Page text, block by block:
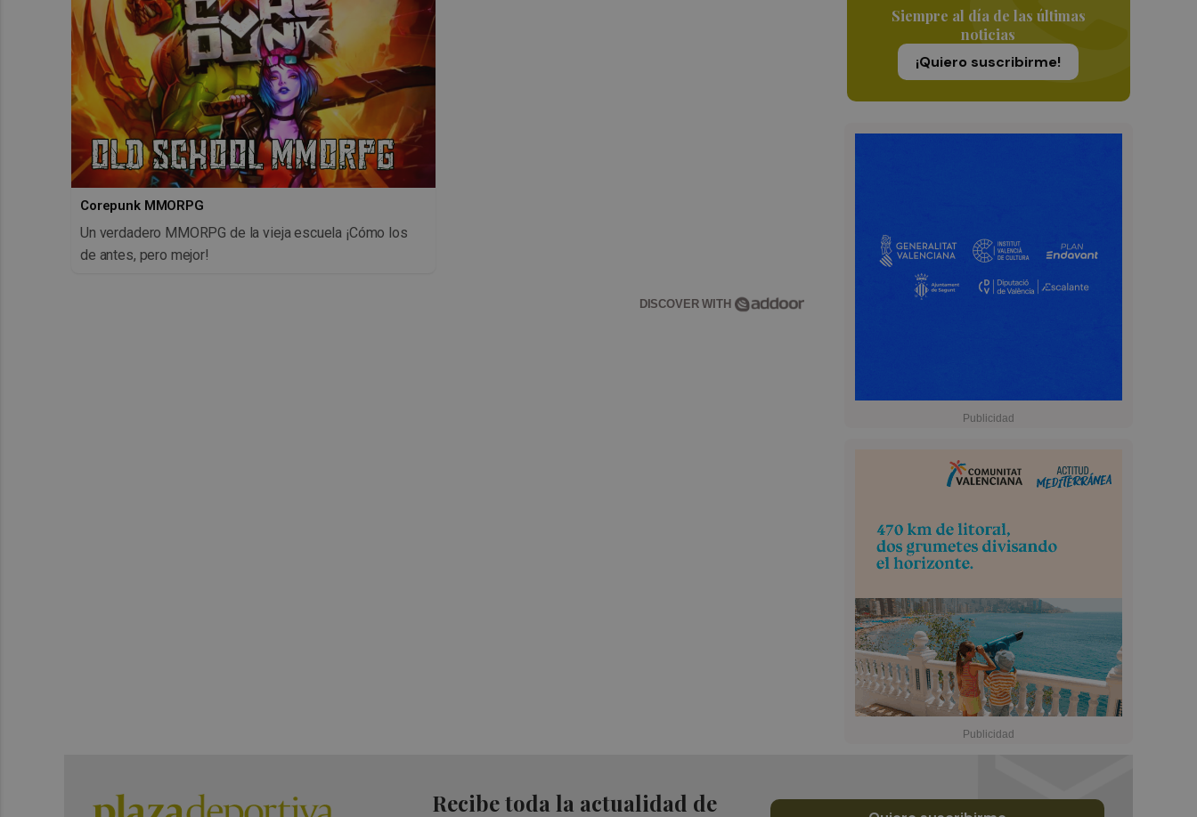
Siempre al día de las últimas
noticias
¡Quiero suscribirme!
Corepunk MMORPG
Un verdadero MMORPG de la vieja escuela ¡Cómo los
de antes, pero mejor!
DISCOVER WITH
Recibe toda la actualidad de